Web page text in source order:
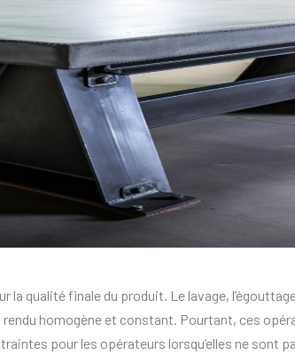
la qualité finale du produit. Le lavage,
homogène et constant. Pourtant, ces
pour les opérateurs lorsqu’elles ne sont